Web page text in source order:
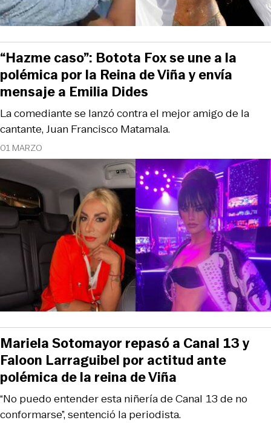
01 MARZO
La comediante se lanzó contra el mejor amigo de la
cantante, Juan Francisco Matamala.
“Hazme caso”: Botota Fox se une a la
polémica por la Reina de Viña y envía
mensaje a Emilia Dides
“No puedo entender esta niñería de Canal 13 de no
conformarse”, sentenció la periodista.
Mariela Sotomayor repasó a Canal 13 y
Faloon Larraguibel por actitud ante
polémica de la reina de Viña